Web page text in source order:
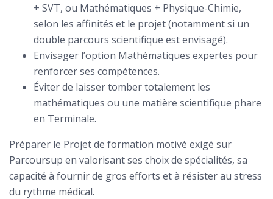
+ SVT, ou Mathématiques + Physique-Chimie,
selon les affinités et le projet (notamment si un
double parcours scientifique est envisagé).
Envisager l’option Mathématiques expertes pour
renforcer ses compétences.
Éviter de laisser tomber totalement les
mathématiques ou une matière scientifique phare
en Terminale.
Préparer le Projet de formation motivé exigé sur
Parcoursup en valorisant ses choix de spécialités, sa
capacité à fournir de gros efforts et à résister au stress
du rythme médical.